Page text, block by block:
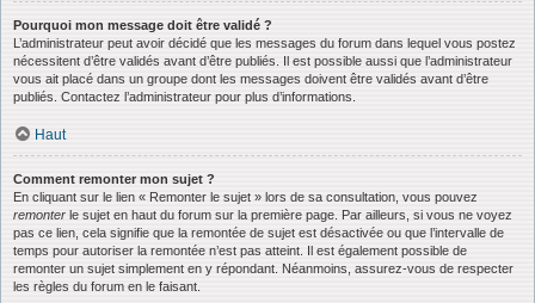
Pourquoi mon message doit être validé ?
L’administrateur peut avoir décidé que les messages du forum dans lequel vous postez
nécessitent d’être validés avant d’être publiés. Il est possible aussi que l’administrateur
vous ait placé dans un groupe dont les messages doivent être validés avant d’être
publiés. Contactez l’administrateur pour plus d’informations.
Haut
Comment remonter mon sujet ?
En cliquant sur le lien « Remonter le sujet » lors de sa consultation, vous pouvez
remonter le sujet en haut du forum sur la première page. Par ailleurs, si vous ne voyez
pas ce lien, cela signifie que la remontée de sujet est désactivée ou que l’intervalle de
temps pour autoriser la remontée n’est pas atteint. Il est également possible de
remonter un sujet simplement en y répondant. Néanmoins, assurez-vous de respecter
les règles du forum en le faisant.